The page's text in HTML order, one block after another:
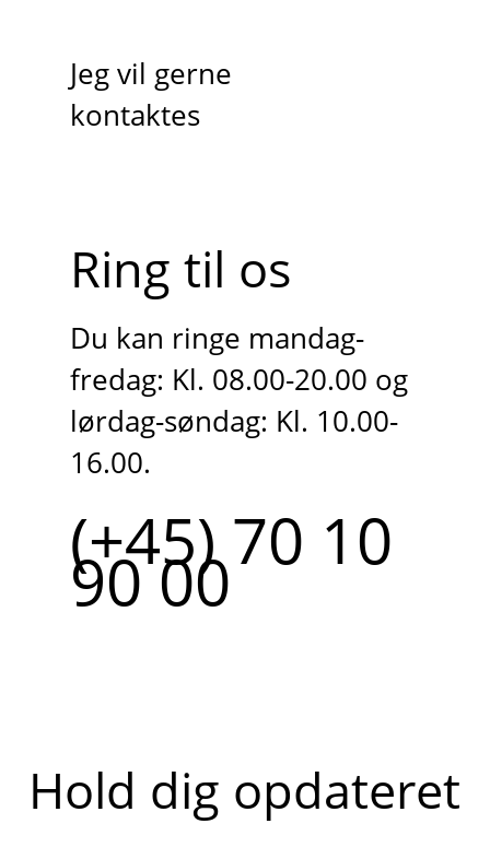
Jeg vil gerne
kontaktes
Ring til os
Du kan ringe mandag-
fredag: Kl. 08.00-20.00 og
lørdag-søndag: Kl. 10.00-
16.00.
(+45) 70 10
90 00
Hold dig opdateret